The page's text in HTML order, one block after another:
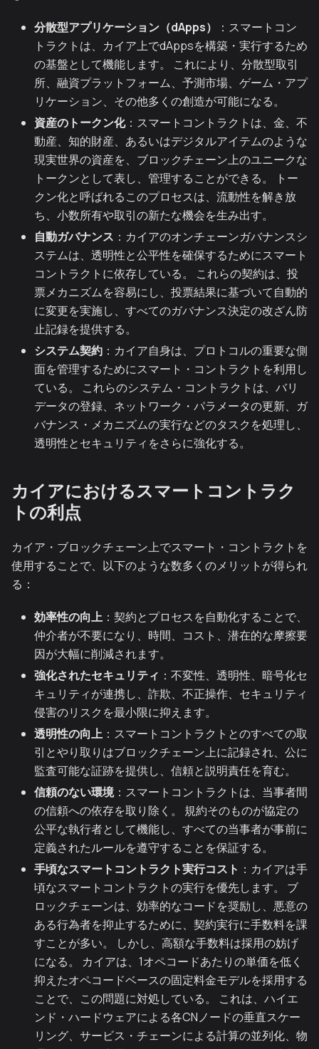
分散型アプリケーション（dApps）
：スマートコン
トラクトは、カイア上でdAppsを構築・実行するため
の基盤として機能します。 これにより、分散型取引
所、融資プラットフォーム、予測市場、ゲーム・アプ
リケーション、その他多くの創造が可能になる。
資産のトークン化：スマートコントラクトは、金、不
動産、知的財産、あるいはデジタルアイテムのような
現実世界の資産を、ブロックチェーン上のユニークな
トークンとして表し、管理することができる。 トー
クン化と呼ばれるこのプロセスは、流動性を解き放
ち、小数所有や取引の新たな機会を生み出す。
自動ガバナンス ：カイアのオンチェーンガバナンスシ
ステムは、透明性と公平性を確保するためにスマート
コントラクトに依存している。 これらの契約は、投
票メカニズムを容易にし、投票結果に基づいて自動的
に変更を実施し、すべてのガバナンス決定の改ざん防
止記録を提供する。
システム契約 ：カイア自身は、プロトコルの重要な側
面を管理するためにスマート・コントラクトを利用し
ている。 これらのシステム・コントラクトは、バリ
データの登録、ネットワーク・パラメータの更新、ガ
バナンス・メカニズムの実行などのタスクを処理し、
透明性とセキュリティをさらに強化する。
カイアにおけるスマートコントラク
トの利点
カイア・ブロックチェーン上でスマート・コントラクトを
使用することで、以下のような数多くのメリットが得られ
る：
効率性の向上 ：契約とプロセスを自動化することで、
仲介者が不要になり、時間、コスト、潜在的な摩擦要
因が大幅に削減されます。
強化されたセキュリティ ：不変性、透明性、暗号化セ
キュリティが連携し、詐欺、不正操作、セキュリティ
侵害のリスクを最小限に抑えます。
透明性の向上 ：スマートコントラクトとのすべての取
引とやり取りはブロックチェーン上に記録され、公に
監査可能な証跡を提供し、信頼と説明責任を育む。
信頼のない環境：スマートコントラクトは、当事者間
の信頼への依存を取り除く。 規約そのものが協定の
公平な執行者として機能し、すべての当事者が事前に
定義されたルールを遵守することを保証する。
手頃なスマートコントラクト実行コスト ：カイアは手
頃なスマートコントラクトの実行を優先します。 ブ
ロックチェーンは、効率的なコードを奨励し、悪意の
ある行為者を抑止するために、契約実行に手数料を課
すことが多い。 しかし、高額な手数料は採用の妨げ
になる。 カイアは、1オペコードあたりの単価を低く
抑えたオペコードベースの固定料金モデルを採用する
ことで、この問題に対処している。 これは、ハイエ
ンド・ハードウェアによる各CNノードの垂直スケー
リング、サービス・チェーンによる計算の並列化、物